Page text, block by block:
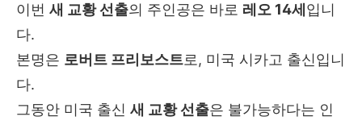
이번 새 교황 선출의 주인공은 바로 레오 14세 입니
다.
본명은 로버트 프리보스트로, 미국 시카고 출신입니
다.
그동안 미국 출신 새 교황 선출은 불가능하다는 인